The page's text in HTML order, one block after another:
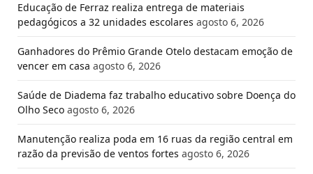
Educação de Ferraz realiza entrega de materiais
pedagógicos a 32 unidades escolares agosto 6, 2026
Ganhadores do Prêmio Grande Otelo destacam emoção de
vencer em casa agosto 6, 2026
Saúde de Diadema faz trabalho educativo sobre Doença do
Olho Seco agosto 6, 2026
Manutenção realiza poda em 16 ruas da região central em
razão da previsão de ventos fortes agosto 6, 2026